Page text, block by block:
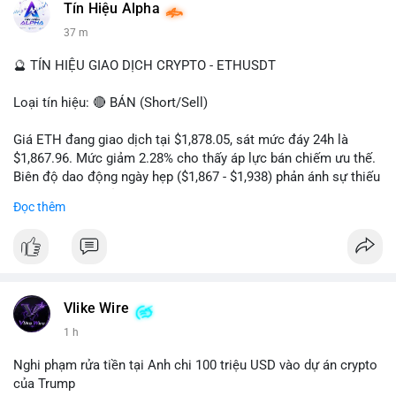
#vlikevn #titanbot
📰 Nguồn: Cointelegraph
Tín Hiệu Alpha
37 m
🔮 TÍN HIỆU GIAO DỊCH CRYPTO - ETHUSDT
Loại tín hiệu: 🔴 BÁN (Short/Sell)
Giá ETH đang giao dịch tại $1,878.05, sát mức đáy 24h là
$1,867.96. Mức giảm 2.28% cho thấy áp lực bán chiếm ưu thế.
Biên độ dao động ngày hẹp ($1,867 - $1,938) phản ánh sự thiếu
dòng tiền đang rút khỏi thị trường, xác nhận xu hướng giảm
- Take Profit: TP1: $1,850, TP2: $1,820
- Stop Loss: $1,915
Quản trị rủi ro: Chỉ sử dụng 2-3% tài khoản cho lệnh này và
tuân thủ tuyệt đối mức cắt lỗ để bảo vệ vốn.
Đọc thêm
Vlike Wire
1 h
Nghi phạm rửa tiền tại Anh chi 100 triệu USD vào dự án crypto
của Trump